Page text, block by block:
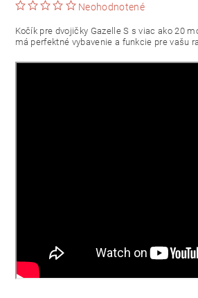
Neohodnotené
Kočík pre dvojičky Gazelle S s viac ako 20
má perfektné vybavenie a funkcie pre vašu